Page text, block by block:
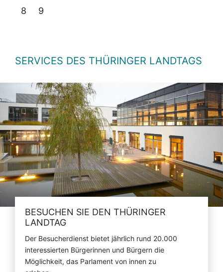
8 9
SERVICES DES THÜRINGER LANDTAGS
BESUCHEN SIE DEN THÜRINGER
LANDTAG
Der Besucherdienst bietet jährlich rund 20.000
interessierten Bürgerinnen und Bürgern die
Möglichkeit, das Parlament von innen zu